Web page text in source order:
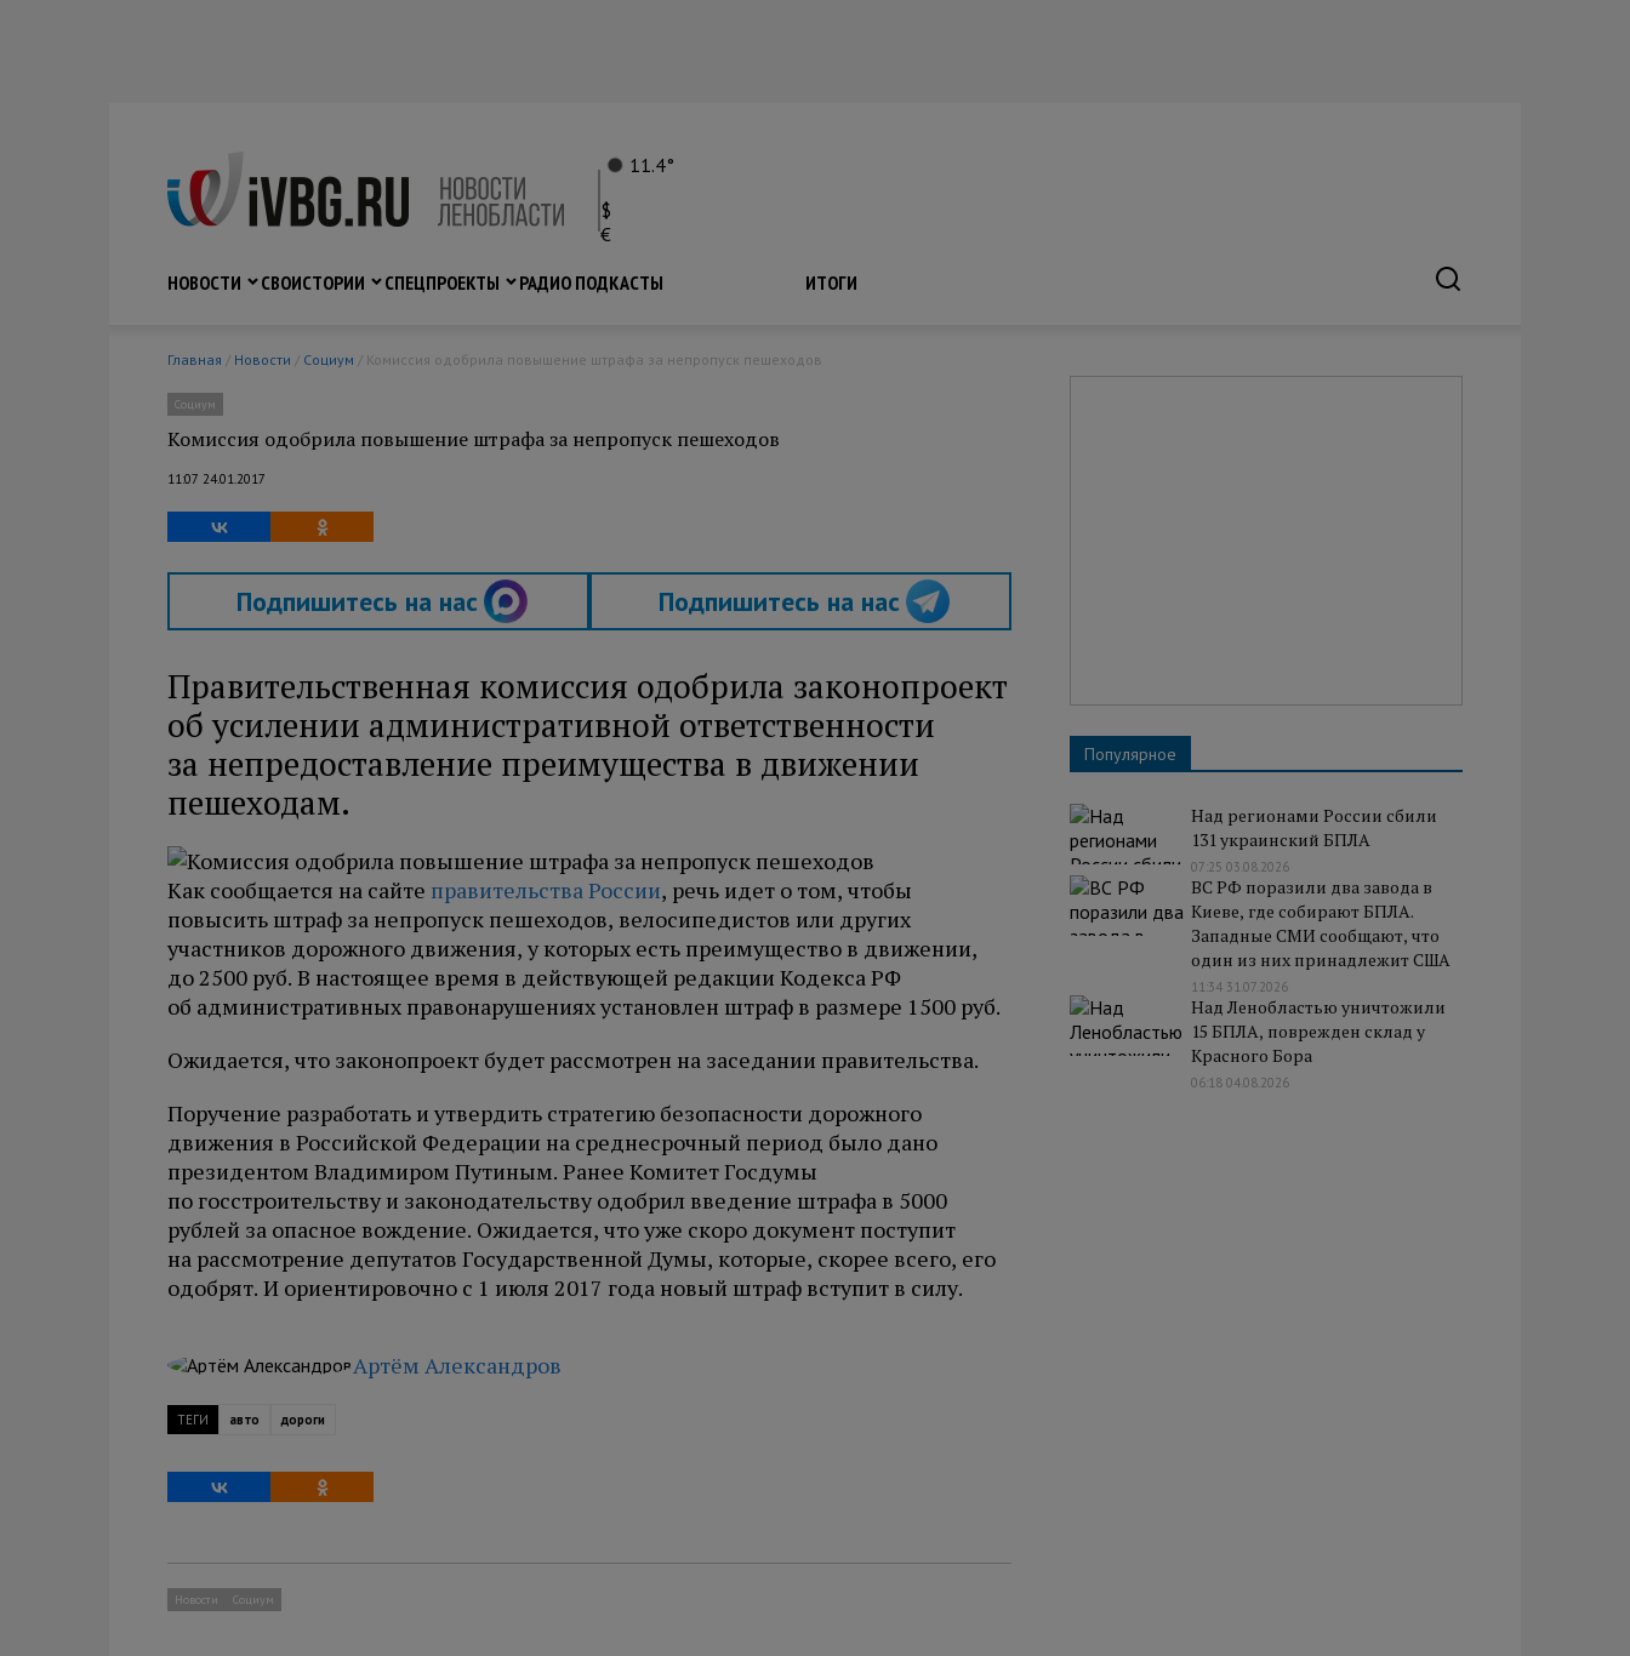
11.4°
$
€
НОВОСТИ
СВОИСТОРИИ СПЕЦПРОЕКТЫ РАДИО ПОДКАСТЫ ИТОГИ
Главная / Новости / Социум / Комиссия одобрила повышение штрафа за непропуск пешеходов
Социум
Комиссия одобрила повышение штрафа за непропуск пешеходов
11:07 24.01.2017
Подпишитесь на нас Подпишитесь на нас
Правительственная комиссия одобрила законопроект
об усилении административной ответственности
за непредоставление преимущества в движении
пешеходам.
Как сообщается на сайте правительства России, речь идет о том, чтобы
повысить штраф за непропуск пешеходов, велосипедистов или других
участников дорожного движения, у которых есть преимущество в движении,
до 2500 руб. В настоящее время в действующей редакции Кодекса РФ
об административных правонарушениях установлен штраф в размере 1500 руб.
Ожидается, что законопроект будет рассмотрен на заседании правительства.
Поручение разработать и утвердить стратегию безопасности дорожного
движения в Российской Федерации на среднесрочный период было дано
президентом Владимиром Путиным. Ранее Комитет Госдумы
по госстроительству и законодательству одобрил введение штрафа в 5000
рублей за опасное вождение. Ожидается, что уже скоро документ поступит
на рассмотрение депутатов Государственной Думы, которые, скорее всего, его
одобрят. И ориентировочно с 1 июля 2017 года новый штраф вступит в силу.
Артём Александров
ТЕГИ авто дороги
Новости Социум
Популярное
Над регионами России сбили
131 украинский БПЛА
07:25 03.08.2026
ВС РФ поразили два завода в
Киеве, где собирают БПЛА.
Западные СМИ сообщают, что
один из них принадлежит США
11:34 31.07.2026
Над Ленобластью уничтожили
15 БПЛА, поврежден склад у
Красного Бора
06:18 04.08.2026